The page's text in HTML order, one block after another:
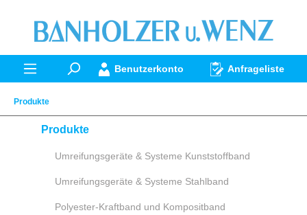
springen
Benutzerkonto Anfrageliste
Produkte
Produkte
Umreifungsgeräte & Systeme Kunststoffband
Umreifungsgeräte & Systeme Stahlband
Polyester-Kraftband und Kompositband